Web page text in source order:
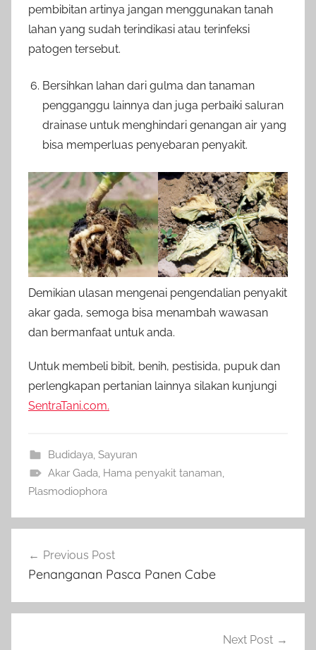
pembibitan artinya jangan menggunakan tanah
lahan yang sudah terindikasi atau terinfeksi
patogen tersebut.
Bersihkan lahan dari gulma dan tanaman
pengganggu lainnya dan juga perbaiki saluran
drainase untuk menghindari genangan air yang
bisa memperluas penyebaran penyakit.
Demikian ulasan mengenai pengendalian penyakit
akar gada, semoga bisa menambah wawasan
dan bermanfaat untuk anda.
Untuk membeli bibit, benih, pestisida, pupuk dan
perlengkapan pertanian lainnya silakan kunjungi
SentraTani.com.
Budidaya Sayuran
Akar Gada Hama penyakit tanaman
Plasmodiophora
pos
Previous Post
Penanganan Pasca Panen Cabe
Next Post